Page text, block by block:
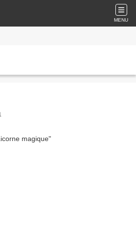
MENU